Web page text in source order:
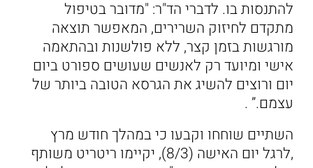
להתנסות בו. לדברי הד"ר: "מדובר בטיפול
מתקדם לחיזוק השרירים, המאפשר תוצאה
מורגשות בזמן קצר, ללא פולשנות ובהתאמה
אישי ומיועד רק לאנשים שעושים ספורט ביום
יום ורוצים להשיג את הגרסא הטובה ביותר של
עצמם.” .
השתיים שוחחו וקבעו כי במהלך חודש מרץ
,לרגל יום האישה (8/3), יקיימו ריטריט משותף